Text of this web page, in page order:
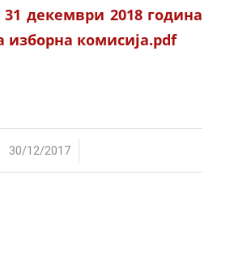
декември 2018 година
комисија.pdf
30/12/2017
/